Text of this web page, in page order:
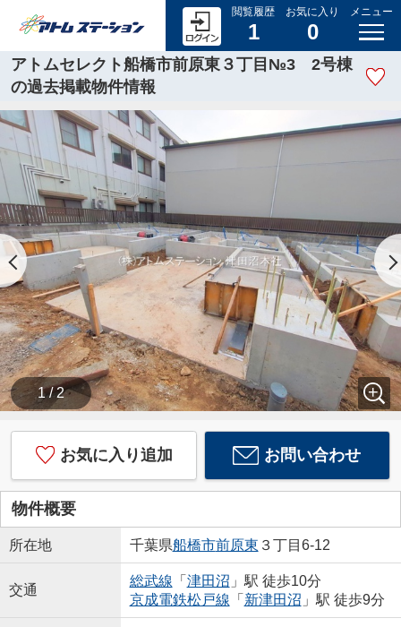
閲覧履歴
1
お気に入り
0
メニュー
アトムセレクト船橋市前原東３丁目№3 2号棟
の過去掲載物件情報
1 / 2
お気に入り追加 お問い合わせ
物件概要
所在地 千葉県船橋市前原東 ３丁目6-12
交通
総武線 「 津田沼 」駅 徒歩10分
京成電鉄松戸線 「 新津田沼 」駅 徒歩9分